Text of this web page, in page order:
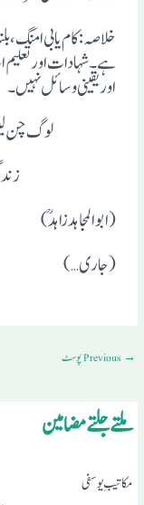
خلاصہ :کام یابی امنگ ،
ہے۔ شہادات اور تعلیم
اور یقینی وسائل نہیں ۔
لوگ چن
(ابو المجاہد زاہد ؒ)
(جاری…)
→
ملتے جلتے مضامین
مکاتیبِ یوسفی